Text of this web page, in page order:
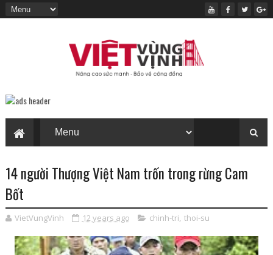
14 người Thượng Việt Nam trốn trong rừng Cam
Bốt
VietVungVinh 12 years ago chinh-tri, thoi-su